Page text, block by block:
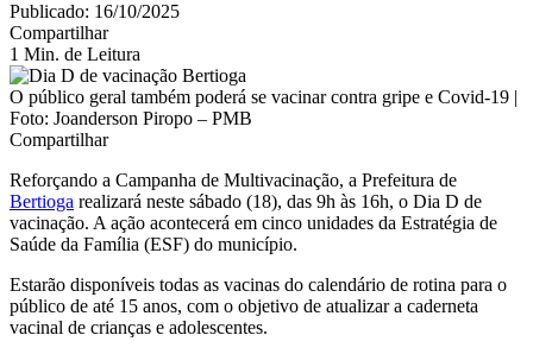
Publicado: 16/10/2025
Compartilhar
1 Min. de Leitura
O público geral também poderá se vacinar contra gripe e Covid-19 |
Foto: Joanderson Piropo – PMB
Compartilhar
Reforçando a Campanha de Multivacinação, a Prefeitura de
Bertioga realizará neste sábado (18), das 9h às 16h, o Dia D de
vacinação. A ação acontecerá em cinco unidades da Estratégia de
Saúde da Família (ESF) do município.
Estarão disponíveis todas as vacinas do calendário de rotina para o
público de até 15 anos, com o objetivo de atualizar a caderneta
vacinal de crianças e adolescentes.